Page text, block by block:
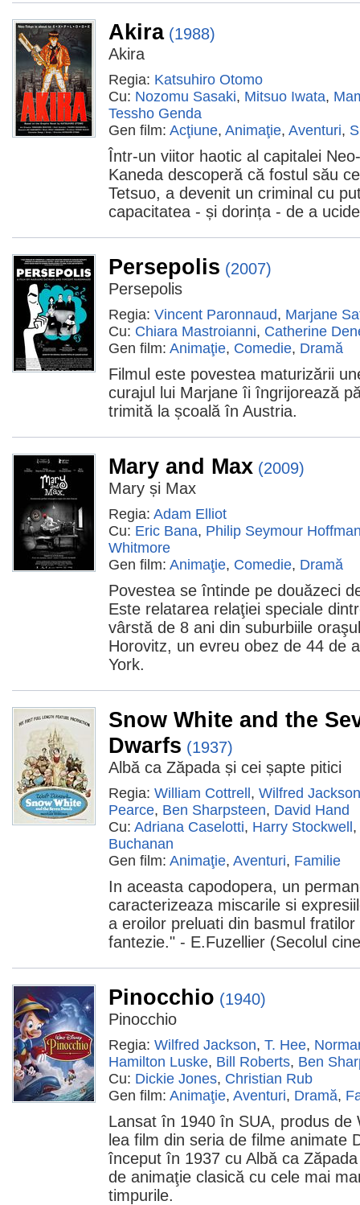
Akira (1988)
Akira
Regia: Katsuhiro Otomo
Cu: Nozomu Sasaki, Mitsuo Iwata,
Tessho Genda
Gen film: Acţiune, Animaţie, Aventuri,
Într-un viitor haotic al capitalei
Kaneda descoperă că fostul său
Tetsuo, a devenit un criminal cu
capacitatea - și dorința - de a
Persepolis (2007)
Persepolis
Regia: Vincent Paronnaud, Marjane
Cu: Chiara Mastroianni, Catherine
Gen film: Animaţie, Comedie, Dramă
Filmul este povestea maturizării
curajul lui Marjane îi îngrijorează
trimită la școală în Austria.
Mary and Max (2009)
Mary și Max
Regia: Adam Elliot
Cu: Eric Bana, Philip Seymour
Whitmore
Gen film: Animaţie, Comedie, Dramă
Povestea se întinde pe douăzeci
Este relatarea relaţiei speciale
vârstă de 8 ani din suburbiile
Horovitz, un evreu obez de 44 de
York.
Snow White and the
Dwarfs (1937)
Albă ca Zăpada și cei șapte pitici
Regia: William Cottrell , Wilfred Jackson
Pearce, Ben Sharpsteen, David Hand
Cu: Adriana Caselotti, Harry Stockwell ,
Buchanan
Gen film: Animaţie, Aventuri, Familie
In aceasta capodopera, un
caracterizeaza miscarile si
a eroilor preluati din basmul
fantezie." - E.Fuzellier (Secolul
Pinocchio (1940)
Pinocchio
Regia: Wilfred Jackson, T. Hee,
Hamilton Luske, Bill Roberts, Ben
Cu: Dickie Jones, Christian Rub
Gen film: Animaţie, Aventuri, Dramă,
Lansat în 1940 în SUA, produs de
lea film din seria de filme animate
început în 1937 cu Albă ca
de animaţie clasică cu cele mai
timpurile.